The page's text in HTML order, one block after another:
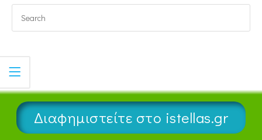
Διαφημιστείτε στο istellas.gr